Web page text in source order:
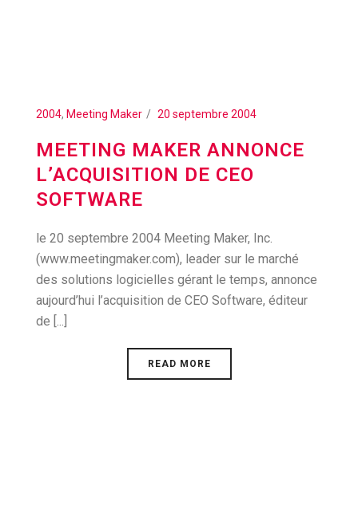
2004, Meeting Maker 20 septembre 2004
MEETING MAKER ANNONCE
L’ACQUISITION DE CEO
SOFTWARE
le 20 septembre 2004 Meeting Maker, Inc.
(www.meetingmaker.com), leader sur le marché
des solutions logicielles gérant le temps, annonce
aujourd’hui l’acquisition de CEO Software, éditeur
de [...]
READ MORE